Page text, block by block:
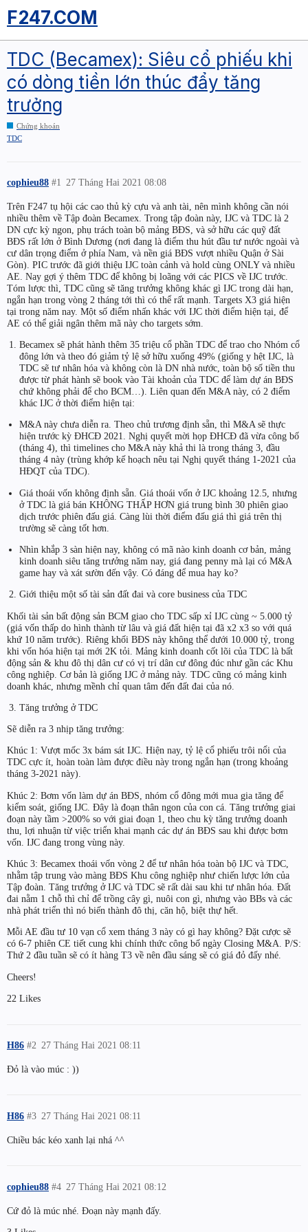
F247.COM
TDC (Becamex): Siêu cổ phiếu khi
có dòng tiền lớn thúc đẩy tăng
trưởng
Chứng khoán
TDC
cophieu88 27 Tháng Hai 2021 08:08
#1
Trên F247 tụ hội các cao thủ kỳ cựu và anh tài, nên mình không cần nói
nhiều thêm về Tập đoàn Becamex. Trong tập đoàn này, IJC và TDC là 2
DN cực kỳ ngon, phụ trách toàn bộ mảng BĐS, và sở hữu các quỹ đất
BĐS rất lớn ở Bình Dương (nơi đang là điểm thu hút đầu tư nước ngoài và
cư dân trọng điểm ở phía Nam, và nền giá BĐS vượt nhiều Quận ở Sài
Gòn). PIC trước đã giới thiệu IJC toàn cảnh và hold cùng ONLY và nhiều
AE. Nay gợi ý thêm TDC để không bị loãng với các PICS về IJC trước.
Tóm lược thì, TDC cũng sẽ tăng trưởng không khác gì IJC trong dài hạn,
ngắn hạn trong vòng 2 tháng tới thì có thể rất mạnh. Targets X3 giá hiện
tại trong năm nay. Một số điểm nhấn khác với IJC thời điểm hiện tại, để
AE có thể giải ngân thêm mã này cho targets sớm.
Becamex sẽ phát hành thêm 35 triệu cổ phần TDC để trao cho Nhóm cổ
đông lớn và theo đó giảm tỷ lệ sở hữu xuống 49% (giống y hệt IJC, là
TDC sẽ tư nhân hóa và không còn là DN nhà nước, toàn bộ số tiền thu
được từ phát hành sẽ book vào Tài khoản của TDC để làm dự án BĐS
chứ không phải để cho BCM…). Liên quan đến M&A này, có 2 điểm
khác IJC ở thời điểm hiện tại:
M&A này chưa diễn ra. Theo chủ trương định sẵn, thì M&A sẽ thực
hiện trước kỳ ĐHCĐ 2021. Nghị quyết mời họp ĐHCĐ đã vừa công bố
(tháng 4), thì timelines cho M&A này khả thi là trong tháng 3, đầu
tháng 4 này (trùng khớp kế hoạch nêu tại Nghị quyết tháng 1-2021 của
HĐQT của TDC).
Giá thoái vốn không định sẵn. Giá thoái vốn ở IJC khoảng 12.5, nhưng
ở TDC là giá bán KHÔNG THẤP HƠN giá trung bình 30 phiên giao
dịch trước phiên đấu giá. Càng lùi thời điểm đấu giá thì giá trên thị
trường sẽ càng tốt hơn.
Nhìn khắp 3 sàn hiện nay, không có mã nào kinh doanh cơ bản, mảng
kinh doanh siêu tăng trưởng năm nay, giá đang penny mà lại có M&A
game hay và xát sườn đến vậy. Có đáng để mua hay ko?
Giới thiệu một số tài sản đất đai và core business của TDC
Khối tài sản bất động sản BCM giao cho TDC sấp xỉ IJC cùng ~ 5.000 tỷ
(giá vốn thấp do hình thành từ lâu và giá đất hiện tại đã x2 x3 so với quá
khứ 10 năm trước). Riêng khối BĐS này không thể dưới 10.000 tỷ, trong
khi vốn hóa hiện tại mới 2K tỏi. Mảng kinh doanh cốt lõi của TDC là bất
động sản & khu đô thị dân cư có vị trí dân cư đông đúc như gần các Khu
công nghiệp. Cơ bản là giống IJC ở mảng này. TDC cũng có mảng kinh
doanh khác, nhưng mềnh chỉ quan tâm đến đất đai của nó.
Tăng trưởng ở TDC
Sẽ diễn ra 3 nhịp tăng trưởng:
Khúc 1: Vượt mốc 3x bám sát IJC. Hiện nay, tỷ lệ cổ phiếu trôi nổi của
TDC cực ít, hoàn toàn làm được điều này trong ngắn hạn (trong khoảng
tháng 3-2021 này).
Khúc 2: Bơm vốn làm dự án BĐS, nhóm cổ đông mới mua gia tăng để
kiểm soát, giống IJC. Đây là đoạn thân ngon của con cá. Tăng trưởng giai
đoạn này tầm >200% so với giai đoạn 1, theo chu kỳ tăng trưởng doanh
thu, lợi nhuận từ việc triển khai mạnh các dự án BĐS sau khi được bơm
vốn. IJC đang trong vùng này.
Khúc 3: Becamex thoái vốn vòng 2 để tư nhân hóa toàn bộ IJC và TDC,
nhằm tập trung vào màng BĐS Khu công nghiệp như chiến lược lớn của
Tập đoàn. Tăng trưởng ở IJC và TDC sẽ rất dài sau khi tư nhân hóa. Đất
đai nằm 1 chỗ thì chỉ để trồng cây gì, nuôi con gì, nhưng vào BBs và các
nhà phát triển thì nó biến thành đô thị, căn hộ, biệt thự hết.
Mỗi AE đầu tư 10 vạn cổ xem tháng 3 này có gì hay không? Đặt cược sẽ
có 6-7 phiên CE tiết cung khi chính thức công bố ngày Closing M&A. P/S:
Thứ 2 đầu tuần sẽ có ít hàng T3 về nên đầu sáng sẽ có giá đỏ đấy nhé.
Cheers!
22 Likes
H86 27 Tháng Hai 2021 08:11
#2
Đỏ là vào múc : ))
H86 27 Tháng Hai 2021 08:11
#3
Chiều bác kéo xanh lại nhá ^^
cophieu88 27 Tháng Hai 2021 08:12
#4
Cứ đỏ là múc nhé. Đoạn này mạnh đấy.